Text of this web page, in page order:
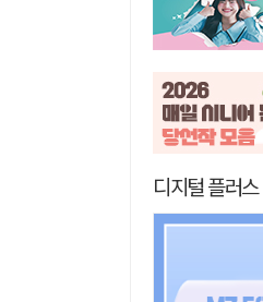
디지털 플러스